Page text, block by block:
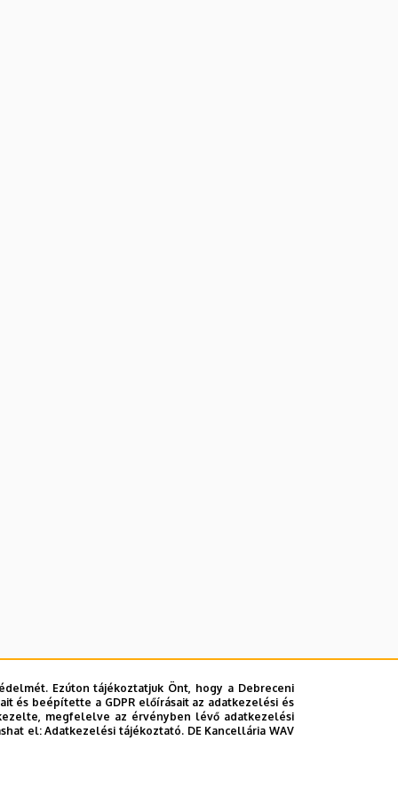
Ezúton tájékoztatjuk Önt, hogy a Debreceni
és beépítette a GDPR előírásait az adatkezelési és
megfelelve az érvényben lévő adatkezelési
el:Adatkezelési tájékoztató. DE Kancellária WAV